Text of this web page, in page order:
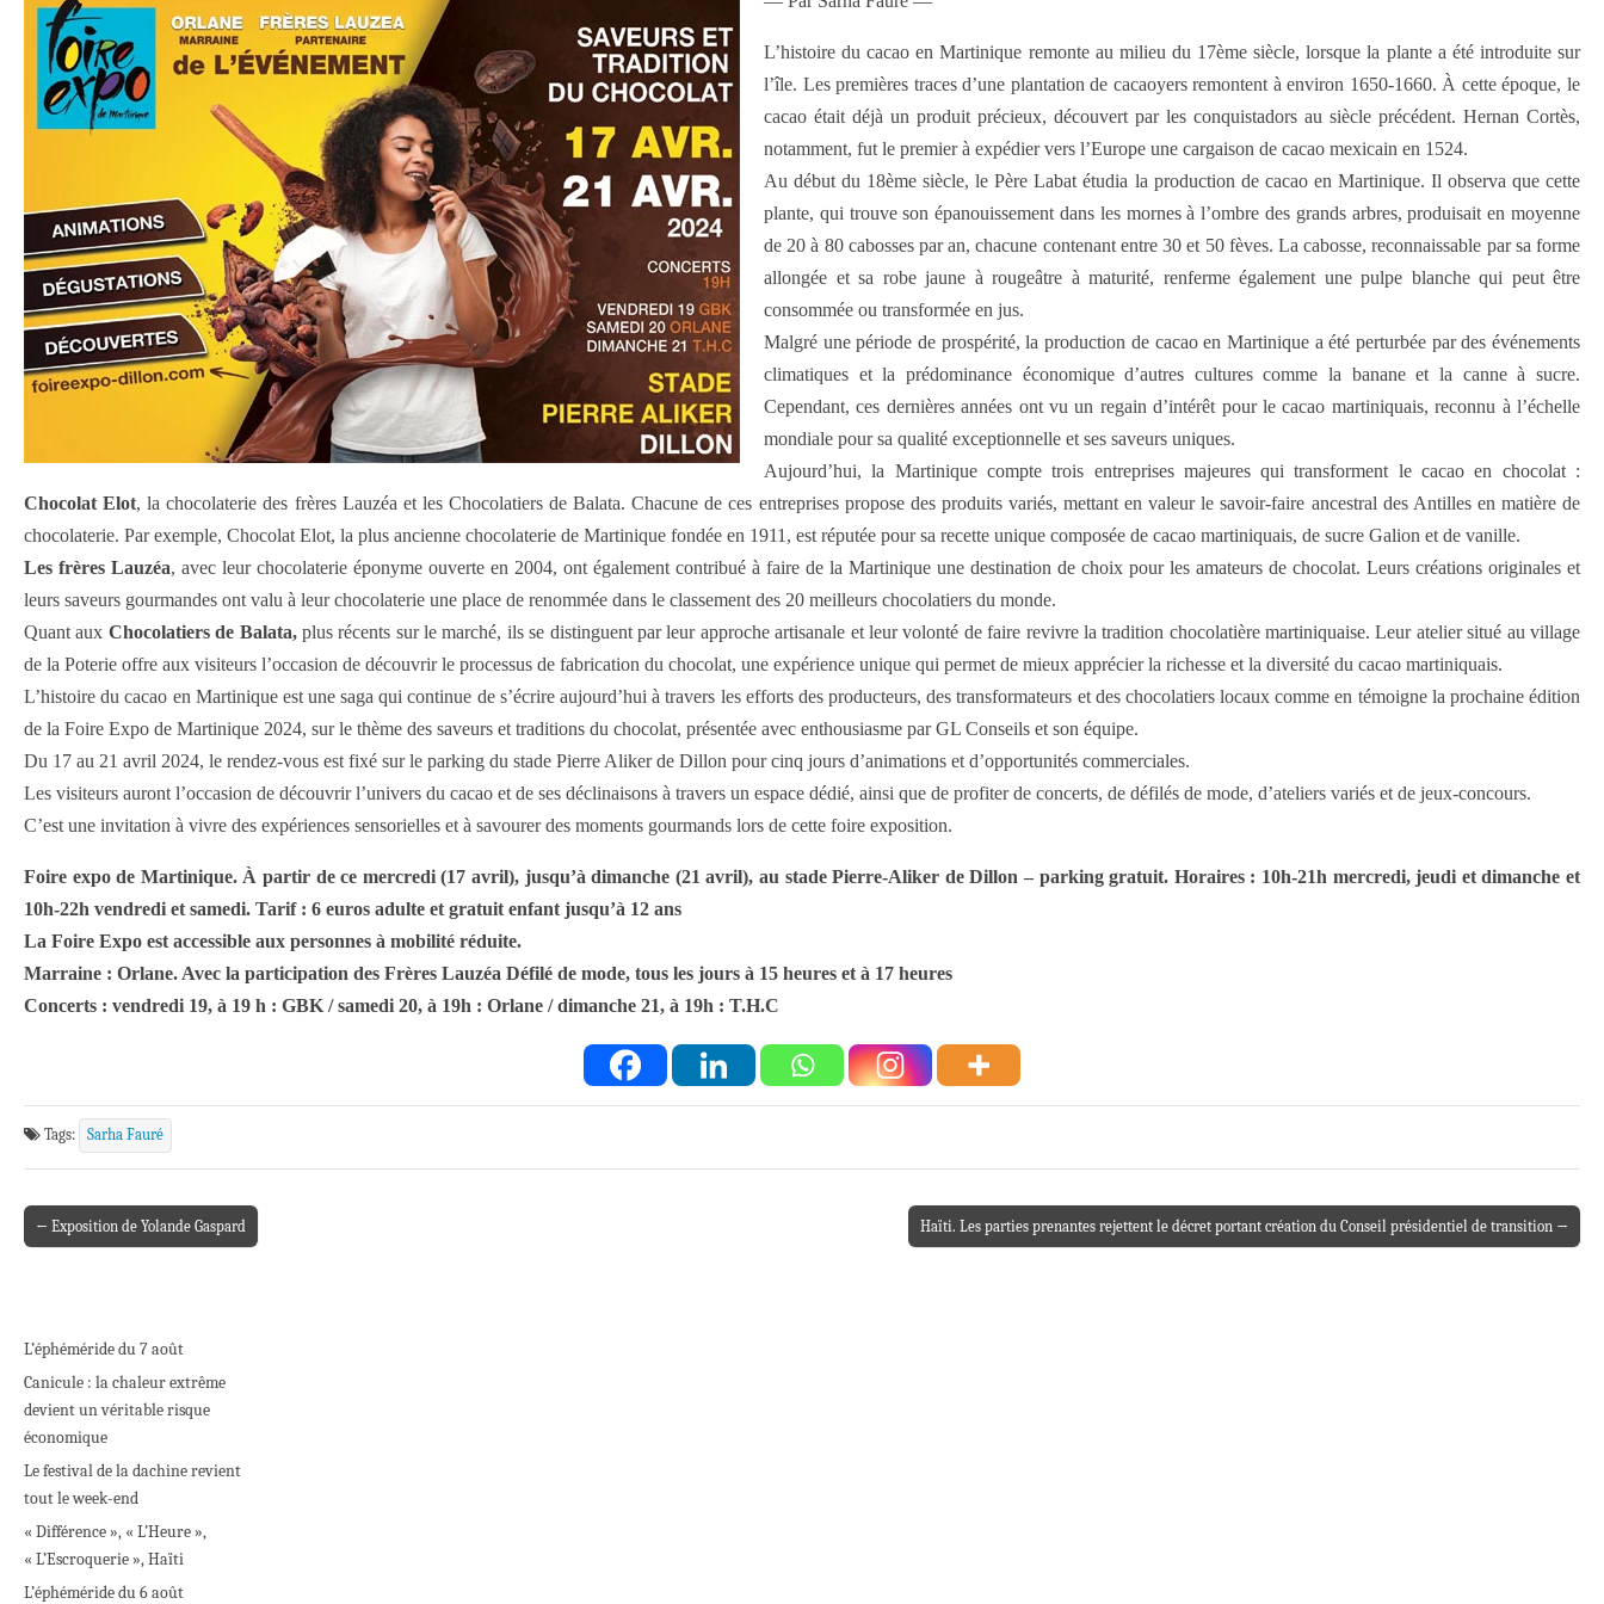
L’histoire du cacao en Martinique remonte au milieu du 17ème siècle, lorsque la plante a été introduite sur
l’île. Les premières traces d’une plantation de cacaoyers remontent à environ 1650-1660. À cette époque, le
cacao était déjà un produit précieux, découvert par les conquistadors au siècle précédent. Hernan Cortès,
notamment, fut le premier à expédier vers l’Europe une cargaison de cacao mexicain en 1524.
Au début du 18ème siècle, le Père Labat étudia la production de cacao en Martinique. Il observa que cette
plante, qui trouve son épanouissement dans les mornes à l’ombre des grands arbres, produisait en moyenne
de 20 à 80 cabosses par an, chacune contenant entre 30 et 50 fèves. La cabosse, reconnaissable par sa forme
allongée et sa robe jaune à rougeâtre à maturité, renferme également une pulpe blanche qui peut être
consommée ou transformée en jus.
Malgré une période de prospérité, la production de cacao en Martinique a été perturbée par des événements
climatiques et la prédominance économique d’autres cultures comme la banane et la canne à sucre.
Cependant, ces dernières années ont vu un regain d’intérêt pour le cacao martiniquais, reconnu à l’échelle
mondiale pour sa qualité exceptionnelle et ses saveurs uniques.
Aujourd’hui, la Martinique compte trois entreprises majeures qui transforment le cacao en chocolat :
Chocolat Elot, la chocolaterie des frères Lauzéa et les Chocolatiers de Balata. Chacune de ces entreprises propose des produits variés, mettant en valeur le savoir-faire ancestral des Antilles en matière de
chocolaterie. Par exemple, Chocolat Elot, la plus ancienne chocolaterie de Martinique fondée en 1911, est réputée pour sa recette unique composée de cacao martiniquais, de sucre Galion et de vanille.
Les frères Lauzéa, avec leur chocolaterie éponyme ouverte en 2004, ont également contribué à faire de la Martinique une destination de choix pour les amateurs de chocolat. Leurs créations originales et
leurs saveurs gourmandes ont valu à leur chocolaterie une place de renommée dans le classement des 20 meilleurs chocolatiers du monde.
Quant aux Chocolatiers de Balata,plus récents sur le marché, ils se distinguent par leur approche artisanale et leur volonté de faire revivre la tradition chocolatière martiniquaise. Leur atelier situé au village
de la Poterie offre aux visiteurs l’occasion de découvrir le processus de fabrication du chocolat, une expérience unique qui permet de mieux apprécier la richesse et la diversité du cacao martiniquais.
L’histoire du cacao en Martinique est une saga qui continue de s’écrire aujourd’hui à travers les efforts des producteurs, des transformateurs et des chocolatiers locaux comme en témoigne la prochaine édition
de la Foire Expo de Martinique 2024, sur le thème des saveurs et traditions du chocolat, présentée avec enthousiasme par GL Conseils et son équipe.
Du 17 au 21 avril 2024, le rendez-vous est fixé sur le parking du stade Pierre Aliker de Dillon pour cinq jours d’animations et d’opportunités commerciales.
Les visiteurs auront l’occasion de découvrir l’univers du cacao et de ses déclinaisons à travers un espace dédié, ainsi que de profiter de concerts, de défilés de mode, d’ateliers variés et de jeux-concours.
C’est une invitation à vivre des expériences sensorielles et à savourer des moments gourmands lors de cette foire exposition.
Foire expo de Martinique. À partir de ce mercredi (17 avril), jusqu’à dimanche (21 avril), au stade Pierre-Aliker de Dillon – parking gratuit. Horaires : 10h-21h mercredi, jeudi et dimanche et
10h-22h vendredi et samedi. Tarif : 6 euros adulte et gratuit enfant jusqu’à 12 ans
La Foire Expo est accessible aux personnes à mobilité réduite.
Marraine : Orlane. Avec la participation des Frères Lauzéa Défilé de mode, tous les jours à 15 heures et à 17 heures
Concerts : vendredi 19, à 19 h : GBK / samedi 20, à 19h : Orlane / dimanche 21, à 19h : T.H.C
Tags: Sarha Fauré
Post navigation
← Exposition de Yolande Gaspard Haïti. Les parties prenantes rejettent le décret portant création du Conseil présidentiel de transition →
L’éphéméride du 7 août
Canicule : la chaleur extrême
devient un véritable risque
économique
Le festival de la dachine revient
tout le week-end
« Différence », « L’Heure »,
« L’Escroquerie », Haïti
L’éphéméride du 6 août